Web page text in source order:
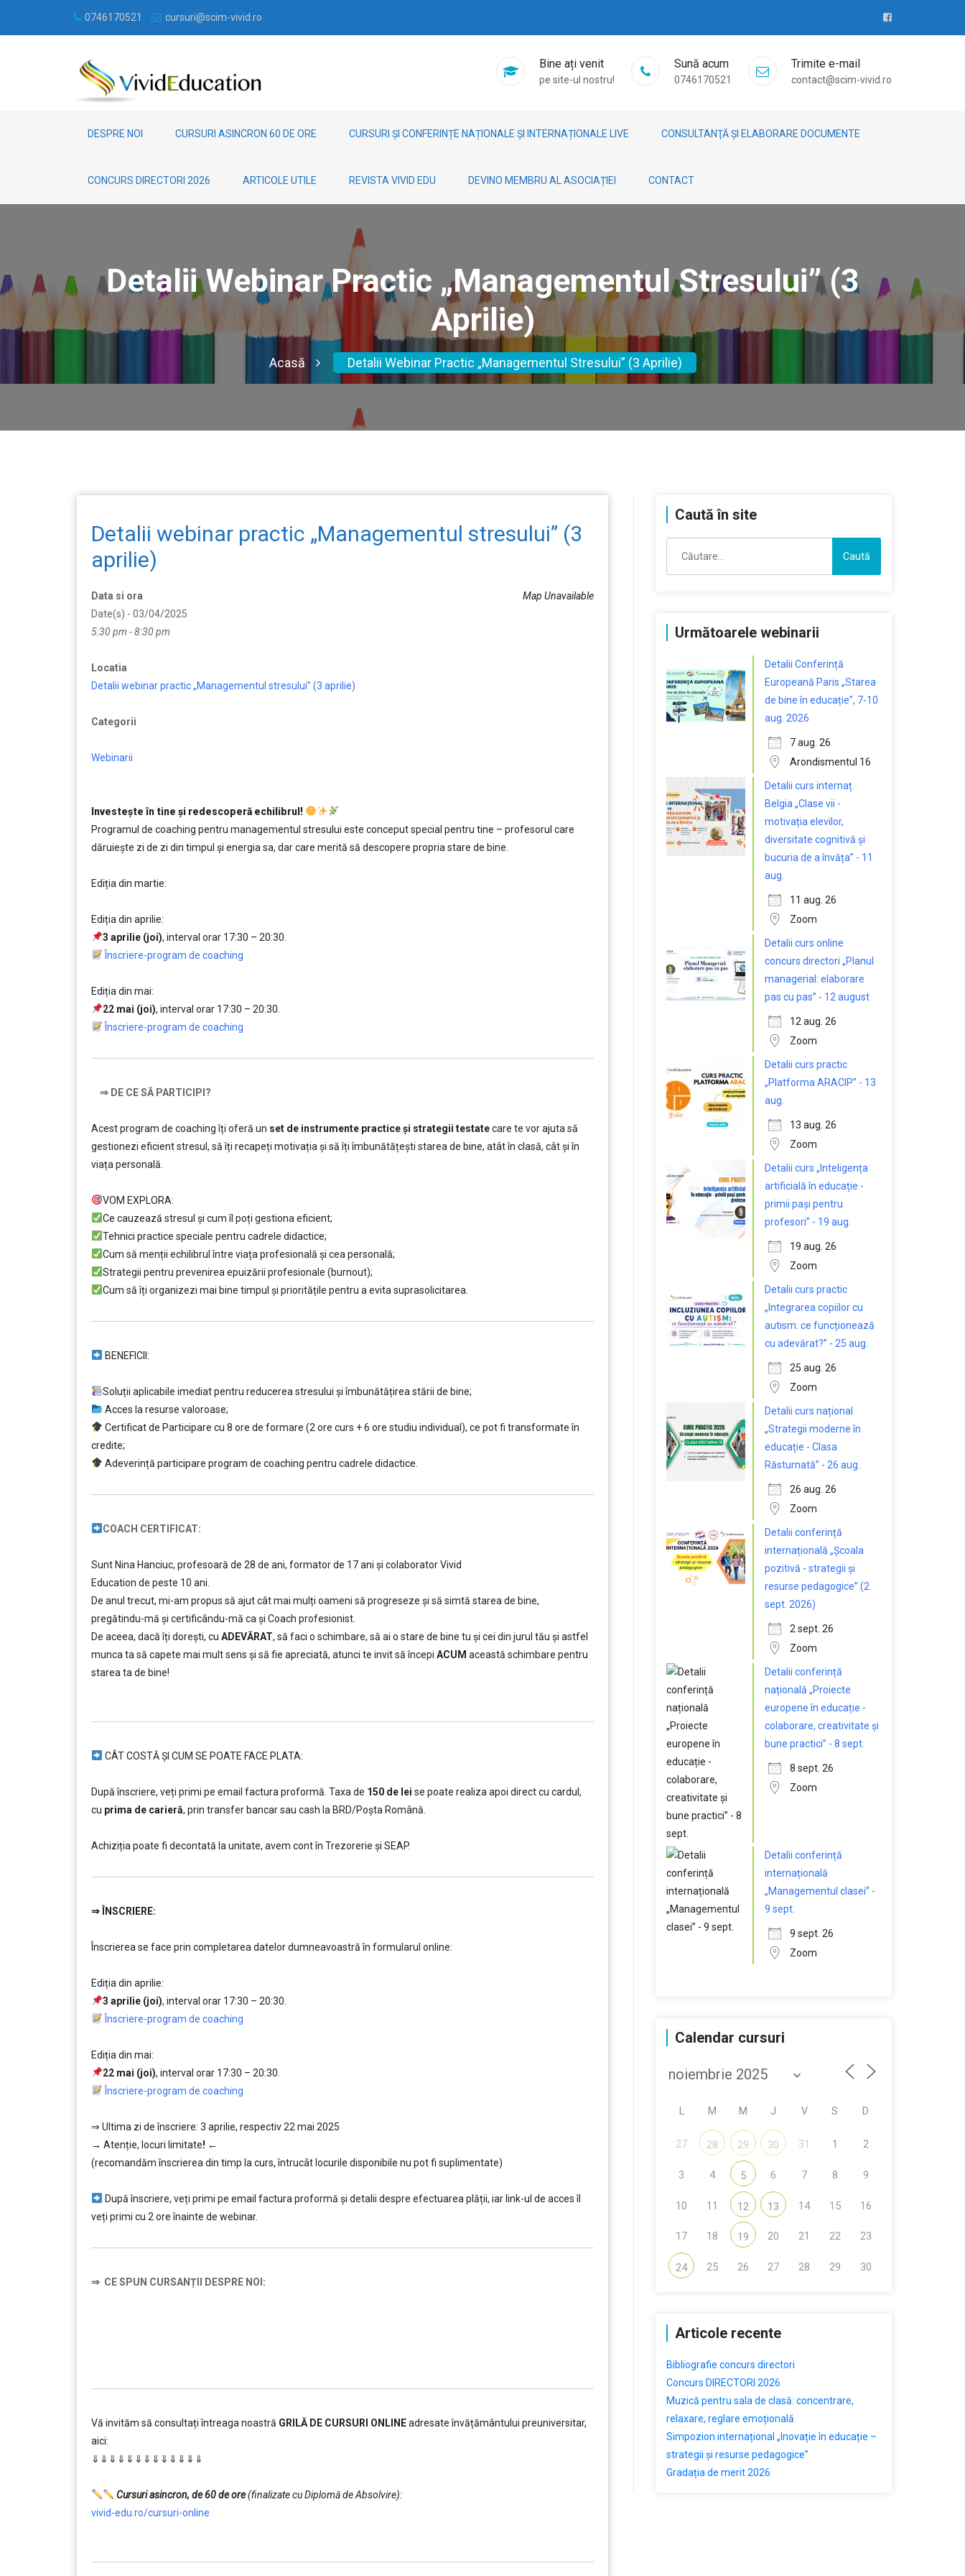
0746170521 cursuri@scim-vivid.ro
Bine ați venit
pe site-ul nostru!
Sună acum
0746170521
Trimite e-mail
contact@scim-vivid.ro
DESPRE NOI CURSURI ASINCRON 60 DE ORE CURSURI ȘI CONFERINȚE NAȚIONALE ȘI INTERNAȚIONALE LIVE CONSULTANŢĂ ȘI ELABORARE DOCUMENTE
CONCURS DIRECTORI 2026 ARTICOLE UTILE REVISTA VIVID EDU DEVINO MEMBRU AL ASOCIAȚIEI CONTACT
Detalii Webinar Practic „Managementul Stresului” (3
Aprilie)
Acasă Detalii Webinar Practic „Managementul Stresului” (3 Aprilie)
Detalii webinar practic „Managementul stresului” (3
aprilie)
Map Unavailable
Data si ora
Date(s) - 03/04/2025
5:30 pm - 8:30 pm
Locatia
Detalii webinar practic „Managementul stresului” (3 aprilie)
Categorii
Webinarii
Investește în tine și redescoperă echilibrul!
Programul de coaching pentru managementul stresului este conceput special pentru tine – profesorul care
dăruiește zi de zi din timpul și energia sa, dar care merită să descopere propria stare de bine.
Ediția din martie:
Ediția din aprilie:
3 aprilie (joi), interval orar 17:30 – 20:30.
Înscriere-program de coaching
Ediția din mai:
22 mai (joi), interval orar 17:30 – 20:30.
Înscriere-program de coaching
⇒ DE CE SĂ PARTICIPI?
Acest program de coaching îți oferă un set de instrumente practice și strategii testatecare te vor ajuta să
gestionezi eficient stresul, să îți recapeți motivația și să îți îmbunătățești starea de bine, atât în clasă, cât și în
viața personală.
VOM EXPLORA:
Ce cauzează stresul și cum îl poți gestiona eficient;
Tehnici practice speciale pentru cadrele didactice;
Cum să menții echilibrul între viața profesională și cea personală;
Strategii pentru prevenirea epuizării profesionale (burnout);
Cum să îți organizezi mai bine timpul și prioritățile pentru a evita suprasolicitarea.
BENEFICII:
Soluții aplicabile imediat pentru reducerea stresului și îmbunătățirea stării de bine;
Acces la resurse valoroase;
Certificat de Participare cu 8 ore de formare (2 ore curs + 6 ore studiu individual), ce pot fi transformate în
credite;
Adeverință participare program de coaching pentru cadrele didactice.
COACH CERTIFICAT:
Sunt Nina Hanciuc, profesoară de 28 de ani, formator de 17 ani și colaborator Vivid
Education de peste 10 ani.
De anul trecut, mi-am propus să ajut cât mai mulți oameni să progreseze și să simtă starea de bine,
pregătindu-mă și certificându-mă ca și Coach profesionist.
De aceea, dacă îți dorești, cu ADEVĂRAT, să faci o schimbare, să ai o stare de bine tu și cei din jurul tău și astfel
munca ta să capete mai mult sens și să fie apreciată, atunci te invit să începi ACUM această schimbare pentru
starea ta de bine!
CÂT COSTĂ ȘI CUM SE POATE FACE PLATA:
După înscriere, veți primi pe email factura proformă. Taxa de 150 de lei se poate realiza apoi direct cu cardul,
cu prima de carieră, prin transfer bancar sau cash la BRD/Poșta Română.
Achiziția poate fi decontată la unitate, avem cont în Trezorerie și SEAP.
⇒ ÎNSCRIERE:
Înscrierea se face prin completarea datelor dumneavoastră în formularul online:
Ediția din aprilie:
3 aprilie (joi), interval orar 17:30 – 20:30.
Înscriere-program de coaching
Ediția din mai:
22 mai (joi), interval orar 17:30 – 20:30.
Înscriere-program de coaching
⇒ Ultima zi de înscriere: 3 aprilie, respectiv 22 mai 2025
→ Atenție, locuri limitate! ←
(recomandăm înscrierea din timp la curs, întrucât locurile disponibile nu pot fi suplimentate)
După înscriere, veți primi pe email factura proformă şi detalii despre efectuarea plății, iar link-ul de acces îl
veți primi cu 2 ore înainte de webinar.
⇒ CE SPUN CURSANȚII DESPRE NOI:
Vă invităm să consultați întreaga noastră GRILĂ DE CURSURI ONLINEadresate învățământului preuniversitar,
aici:
⇓⇓⇓⇓⇓⇓⇓⇓⇓⇓⇓⇓⇓
Cursuri asincron, de 60 de ore(finalizate cu Diplomă de Absolvire):
vivid-edu.ro/cursuri-online
Caută în site
după:
Următoarele webinarii
Detalii Conferință
Europeană Paris „Starea
de bine în educație”, 7-10
aug. 2026
7 aug. 26
Arondismentul 16
Detalii curs internaț.
Belgia „Clase vii -
motivația elevilor,
diversitate cognitivă și
bucuria de a învăța” - 11
aug.
11 aug. 26
Zoom
Detalii curs online
concurs directori „Planul
managerial: elaborare
pas cu pas” - 12 august
12 aug. 26
Zoom
Detalii curs practic
„Platforma ARACIP” - 13
aug.
13 aug. 26
Zoom
Detalii curs „Inteligența
artificială în educație -
primii pași pentru
profesori” - 19 aug.
19 aug. 26
Zoom
Detalii curs practic
„Integrarea copiilor cu
autism: ce funcționează
cu adevărat?” - 25 aug.
25 aug. 26
Zoom
Detalii curs național
„Strategii moderne în
educație - Clasa
Răsturnată” - 26 aug.
26 aug. 26
Zoom
Detalii conferință
internațională „Școala
pozitivă - strategii și
resurse pedagogice” (2
sept. 2026)
2 sept. 26
Zoom
Detalii conferință
națională „Proiecte
europene în educație -
colaborare, creativitate și
bune practici” - 8 sept.
8 sept. 26
Zoom
Detalii conferință
internațională
„Managementul clasei” -
9 sept.
9 sept. 26
Zoom
Calendar cursuri
M M J V S D
27 28 29 30 31 1 2
3 4 5 6 7 8 9
10 11 12 13 14 15 16
17 18 19 20 21 22 23
24 25 26 27 28 29 30
Articole recente
Bibliografie concurs directori
Concurs DIRECTORI 2026
Muzică pentru sala de clasă: concentrare,
relaxare, reglare emoțională
Simpozion internațional „Inovație în educație –
strategii și resurse pedagogice”
Gradația de merit 2026